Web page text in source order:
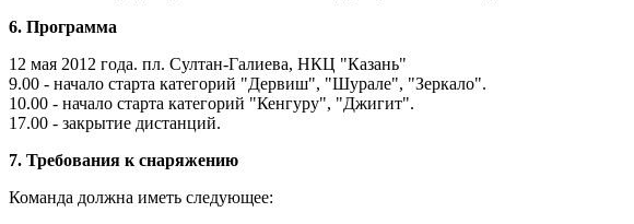
6. Программа
12 мая 2012 года. пл. Султан-Галиева, НКЦ "Казань"
9.00 - начало старта категорий "Дервиш", "Шурале", "Зеркало".
10.00 - начало старта категорий "Кенгуру", "Джигит".
17.00 - закрытие дистанций.
7. Требования к снаряжению
Команда должна иметь следующее: